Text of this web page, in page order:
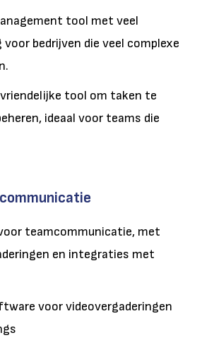
tool met veel
bedrijven die veel complexe
tool om taken te
ideaal voor teams die
teamcommunicatie, met
en integraties met
voor videovergaderingen